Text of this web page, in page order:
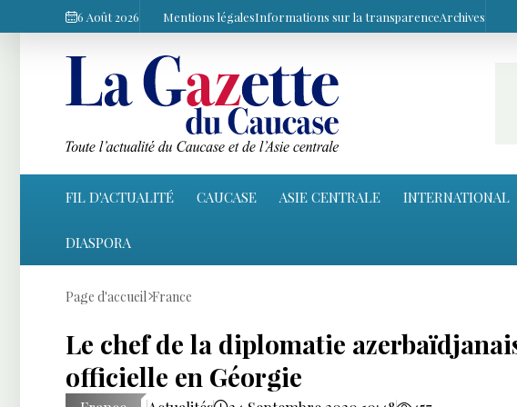
6 Août 2026 Mentions légalesInformations sur la transparenceArchives
FIL D'ACTUALITÉ CAUCASE ASIE CENTRALE INTERNATIONAL
DIASPORA
Page d'accueil France
Le chef de la diplomatie
officielle en Géorgie